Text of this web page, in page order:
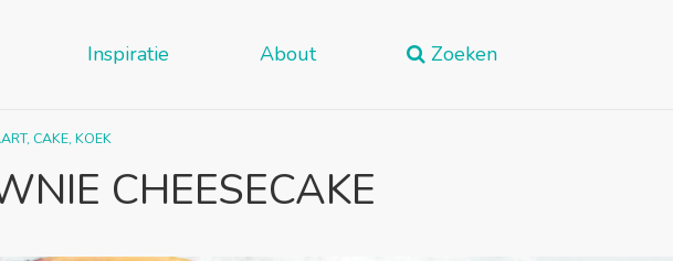
Inspiratie About Zoeken
CAKE, KOEK
CHEESECAKE